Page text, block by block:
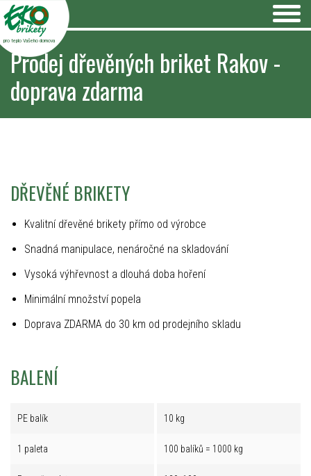
pro teplo Vašeho domova
Prodej dřevěných briket Rakov -
doprava zdarma
DŘEVĚNÉ BRIKETY
Kvalitní dřevěné brikety přímo od výrobce
Snadná manipulace, nenáročné na skladování
Vysoká výhřevnost a dlouhá doba hoření
Minimální množství popela
Doprava ZDARMA do 30 km od prodejního skladu
BALENÍ
PE balík 10 kg
1 paleta 100 balíků = 1000 kg